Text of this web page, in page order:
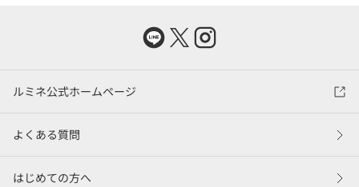
ルミネ公式ホームページ
よくある質問
はじめての方へ